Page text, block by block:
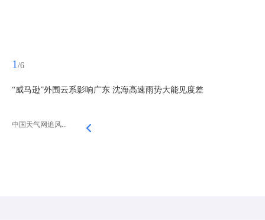
1 /6
“威马逊”外围云系影响广东 沈海高速雨势大能见度差
中国天气网追风...